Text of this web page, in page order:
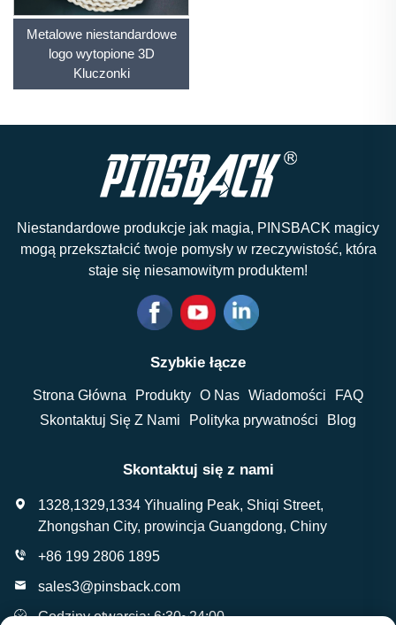
Metalowe niestandardowe
logo wytopione 3D
Kluczonki
Niestandardowe produkcje jak magia, PINSBACK magicy
mogą przekształcić twoje pomysły w rzeczywistość, która
staje się niesamowitym produktem!
Szybkie łącze
Strona Główna Produkty O Nas Wiadomości
FAQ
Skontaktuj Się Z Nami
Polityka prywatności Blog
Skontaktuj się z nami
1328,1329,1334 Yihualing Peak, Shiqi Street,
Zhongshan City, prowincja Guangdong, Chiny
+86 199 2806 1895
sales3@pinsback.com
Godziny otwarcia: 6:30~24:00